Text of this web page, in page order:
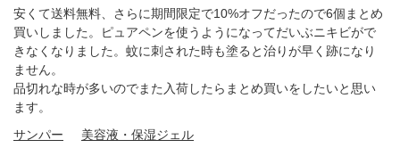
安くて送料無料、さらに期間限定で10%オフだったので6個まとめ
買いしました。ピュアペンを使うようになってだいぶニキビがで
きなくなりました。蚊に刺された時も塗ると治りが早く跡になり
ません。
品切れな時が多いのでまた入荷したらまとめ買いをしたいと思い
ます。
サンパー
美容液・保湿ジェル